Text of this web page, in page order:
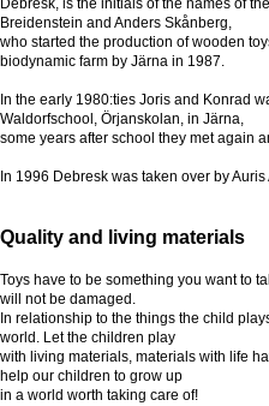
Debresk, is the initials of the names of
Breidenstein and Anders Skånberg,
who started the production of wooden
biodynamic farm by Järna in 1987.
In the early 1980:ties Joris and Konrad
Waldorfschool, Örjanskolan, in Järna,
some years after school they met again
In 1996 Debresk was taken over by
Quality and living materials
Toys have to be something you want to
will not be damaged.
In relationship to the things the child
world. Let the children play
with living materials, materials with life
help our children to grow up
in a world worth taking care of!